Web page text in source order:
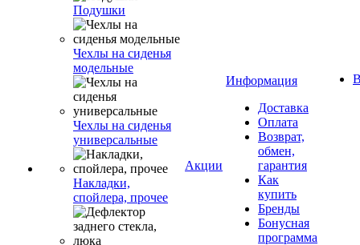
Подушки
Чехлы на сиденья
модельные
Чехлы на сиденья
универсальные
Накладки,
спойлера, прочее
Акции
Информация
Доставка
Оплата
Возврат,
обмен,
гарантия
Как
купить
Бренды
Бонусная
программа